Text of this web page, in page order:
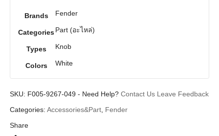
Brands Fender
CategoriesPart (อะไหล่)
Types Knob
Colors White
SKU: F005-9267-049 - Need Help? Contact Us Leave Feedback
Categories: Accessories&Part, Fender
Share